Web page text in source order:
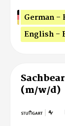
German -
English -
(m/w/d)